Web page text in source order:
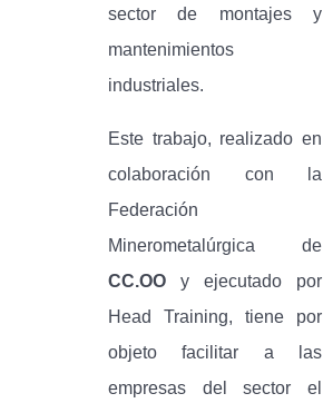
sector de montajes y
mantenimientos
industriales.
Este trabajo, realizado en
colaboración con la
Federación
Minerometalúrgica de
CC.OO y ejecutado por
Head Training, tiene por
objeto facilitar a las
empresas del sector el